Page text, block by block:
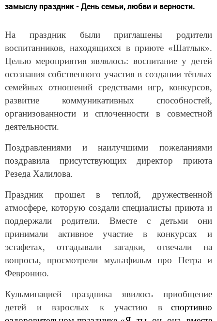
замыслу праздник - День семьи, любви и верности.
На праздник были приглашены родители
воспитанников, находящихся в приюте «Шатлык».
Целью мероприятия являлось: воспитание у детей
осознания собственного участия в создании тёплых
семейных отношений средствами игр, конкурсов,
развитие коммуникативных способностей,
организованности и сплоченности в совместной
деятельности.
Поздравлениями и наилучшими пожеланиями
поздравила присутствующих директор приюта
Резеда Халилова.
Праздник прошел в теплой, дружественной
атмосфере, которую создали специалисты приюта и
поддержали родители. Вместе с детьми они
принимали активное участие в конкурсах и
эстафетах, отгадывали загадки, отвечали на
вопросы, просмотрели мультфильм про Петра и
Февронию.
Кульминацией праздника явилось приобщение
детей и взрослых к участию в
спортивно